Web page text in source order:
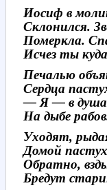
Иосиф в
Склонился.
Померкла.
Исчез ты
Печалью
Сердца
— Я — в
На дыбе
Уходят,
Домой
Обратно,
Бредут